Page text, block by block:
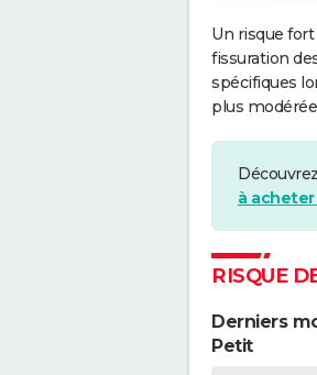
Un risque
fissuration
spécifiques
plus
à
RISQUE
Derniers
Petit